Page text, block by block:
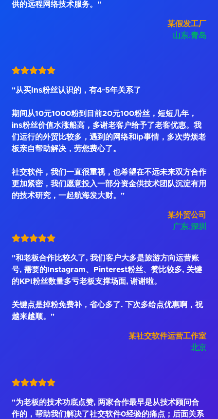
供的远程网络技术服务。"
某假发工厂
山东.青岛
"从买Ins粉丝认识的，有4~5年关系了
期间从10元1000粉到目前20元100粉丝，短短几年，
ins粉丝价值水涨船高，多谢老客户给予了老客优惠。我
们运行的外贸比较多，遇到的网络和ip事情，多次劳烦老
板亲自帮助解决，劳您费心了。
社交软件，我们一直很重视，也希望在不远未来双方合作
更加紧密，我们愿意投入一部分资金供技术团队沉淀有用
的技术研究，一起航海发大财。"
某外贸公司
广东.深圳
"和老板合作比较久了, 我们客户大多是旅游方向运营账
号, 需要的Instagram、Pinterest粉丝、赞比较多, 关键
的KPI粉丝数量多亏老板支撑场面, 谢谢啦。
关键点是掉粉免费补，省心多了. 下次多给点优惠啊，祝
越来越顺。"
某社交软件运营工作室
北京
"为老板的技术功底点赞, 两家合作最早是从技术顾问合
作的，帮助我们解决了社交软件0经验的痛点；后面关系